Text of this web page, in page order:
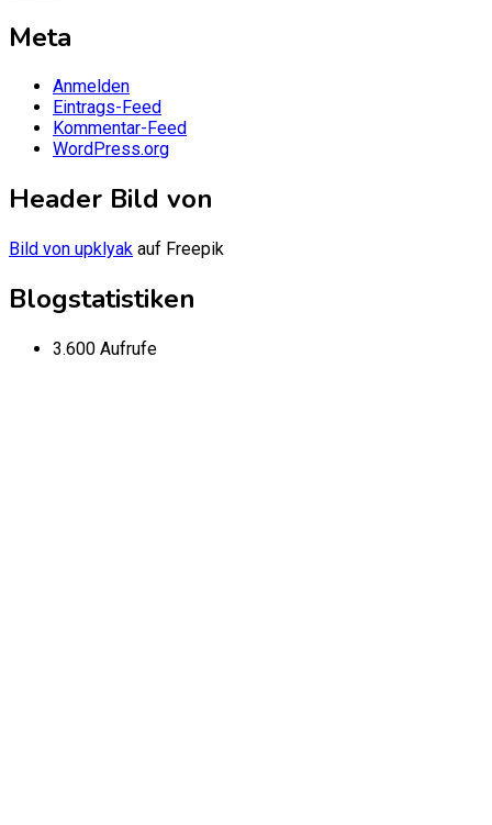
Meta
Anmelden
Eintrags-Feed
Kommentar-Feed
WordPress.org
Header Bild von
Bild von upklyak auf Freepik
Blogstatistiken
3.600 Aufrufe